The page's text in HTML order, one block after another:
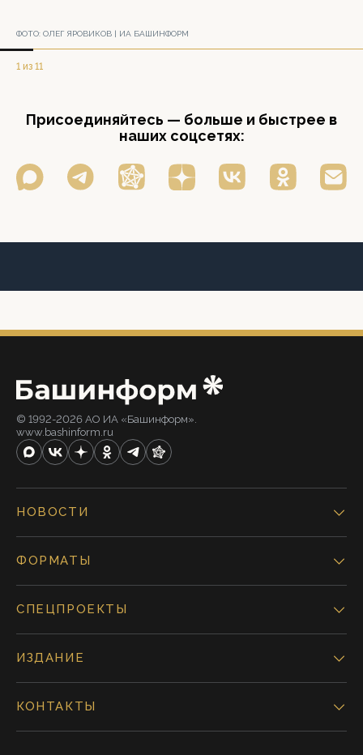
ФОТО: ОЛЕГ ЯРОВИКОВ | ИА БАШИНФОРМ
1 из 11
Присоединяйтесь — больше и быстрее в
наших соцсетях:
© 1992-2026 АО ИА «Башинформ».
www.bashinform.ru
НОВОСТИ
ФОРМАТЫ
СПЕЦПРОЕКТЫ
ИЗДАНИЕ
КОНТАКТЫ